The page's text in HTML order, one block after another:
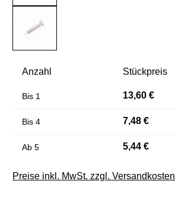
Anzahl Stückpreis
Bis 1 13,60 €
Bis 4 7,48 €
Ab 5 5,44 €
Preise inkl. MwSt. zzgl. Versandkosten